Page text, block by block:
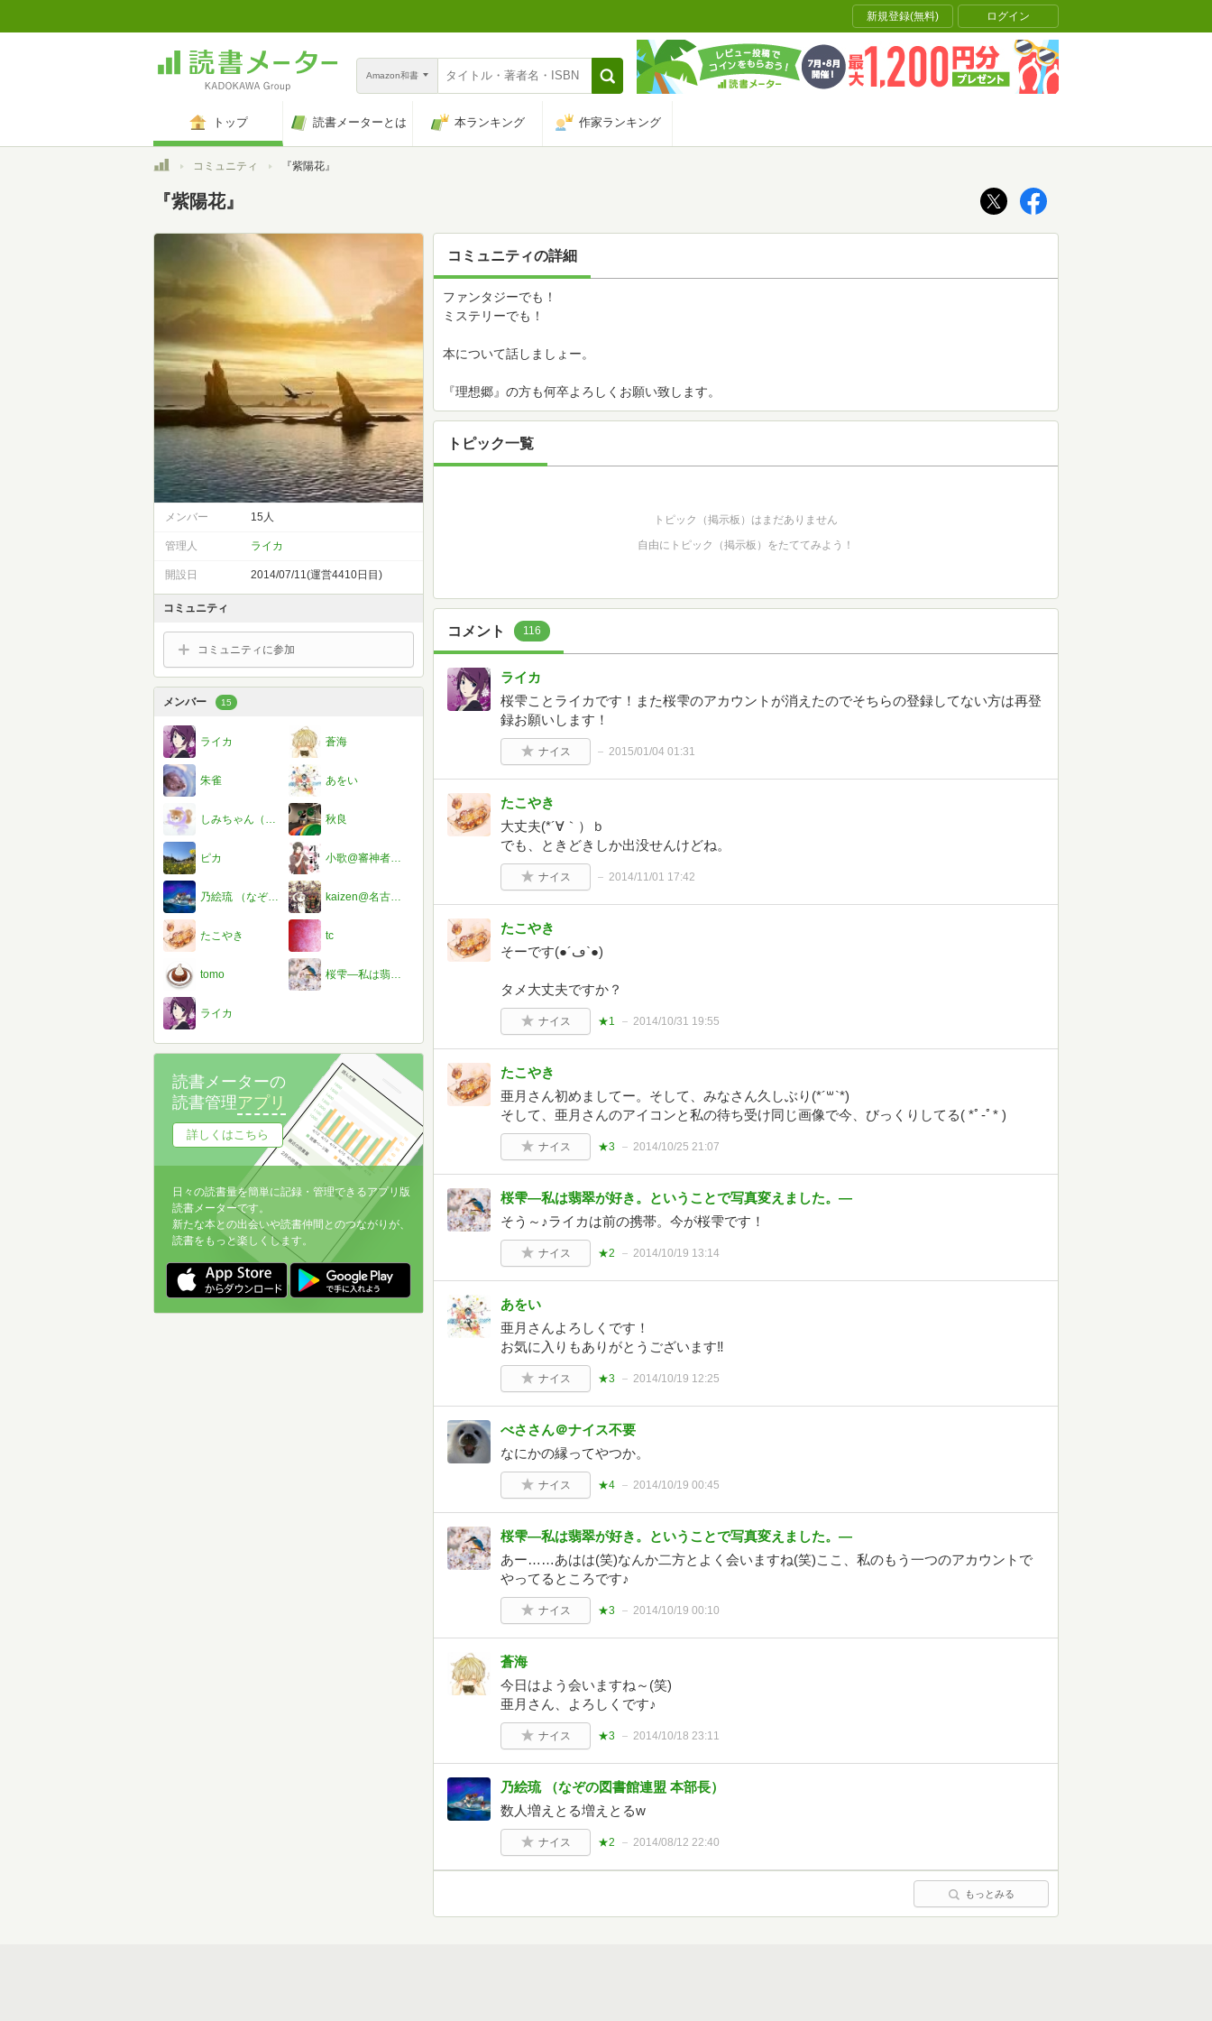
新規登録(無料) ログイン
Amazon和書
トップ 読書メーターとは 本ランキング 作家ランキング
トップコミュニティ 『紫陽花』
『紫陽花』
コミュニティの詳細
ファンタジーでも！
ミステリーでも！
本について話しましょー。
『理想郷』の方も何卒よろしくお願い致します。
トピック一覧
トピック（掲示板）はまだありません
自由にトピック（掲示板）をたててみよう！
コメント 116
ライカ
桜雫ことライカです！また桜雫のアカウントが消えたのでそちらの登録してない方は再登
録お願いします！
ナイス 2015/01/04 01:31
たこやき
大丈夫(*´∀｀）ｂ
でも、ときどきしか出没せんけどね。
ナイス 2014/11/01 17:42
たこやき
そーです(●´ڡ`●)
タメ大丈夫ですか？
ナイス ★1 2014/10/31 19:55
たこやき
亜月さん初めましてー。そして、みなさん久しぶり(*´꒳`*)
そして、亜月さんのアイコンと私の待ち受け同じ画像で今、びっくりしてる( *ﾟ-ﾟ* )
ナイス ★3 2014/10/25 21:07
桜雫―私は翡翠が好き。ということで写真変えました。―
そう～♪ライカは前の携帯。今が桜雫です！
ナイス ★2 2014/10/19 13:14
あをい
亜月さんよろしくです！
お気に入りもありがとうございます‼︎
ナイス ★3 2014/10/19 12:25
べささん＠ナイス不要
なにかの縁ってやつか。
ナイス ★4 2014/10/19 00:45
桜雫―私は翡翠が好き。ということで写真変えました。―
あー……あはは(笑)なんか二方とよく会いますね(笑)ここ、私のもう一つのアカウントで
やってるところです♪
ナイス ★3 2014/10/19 00:10
蒼海
今日はよう会いますね～(笑)
亜月さん、よろしくです♪
ナイス ★3 2014/10/18 23:11
乃絵琉 （なぞの図書館連盟 本部長）
数人増えとる増えとるw
ナイス ★2 2014/08/12 22:40
もっとみる
メンバー 15人
管理人 ライカ
開設日 2014/07/11(運営4410日目)
コミュニティ
コミュニティに参加
メンバー 15
ライカ 蒼海
朱雀 あをい
しみちゃん（サブアカ） 秋良
ピカ 小歌@審神者だよ( ´ ▽ ` )ﾉ
乃絵琉 （なぞの図書館連盟 本部長） kaizen@名古屋de朝活読書会
たこやき tc
tomo 桜雫―私は翡翠が好き。ということで写真変えました。―
ライカ
読書メーターの
読書管理アプリ
詳しくはこちら
日々の読書量を簡単に記録・管理できるアプリ版
読書メーターです。
新たな本との出会いや読書仲間とのつながりが、
読書をもっと楽しくします。